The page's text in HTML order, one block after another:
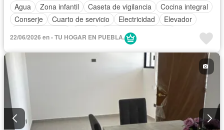
Agua
Zona infantil Caseta de vigilancia
Cocina integral
Conserje
Cuarto de servicio Electricidad
Elevador
Recámara con closet
Vista panorámica
22/06/2026 en - TU HOGAR EN PUEBLA.